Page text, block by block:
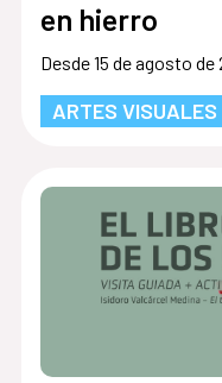
en hierro
Desde 15 de agosto
ARTES VISUALES